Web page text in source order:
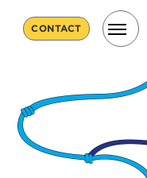
CONTACT